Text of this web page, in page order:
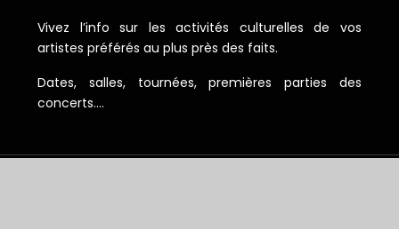
Vivez l’info sur les activités culturelles de vos
artistes préférés au plus près des faits.
Dates, salles, tournées, premières parties des
concerts….